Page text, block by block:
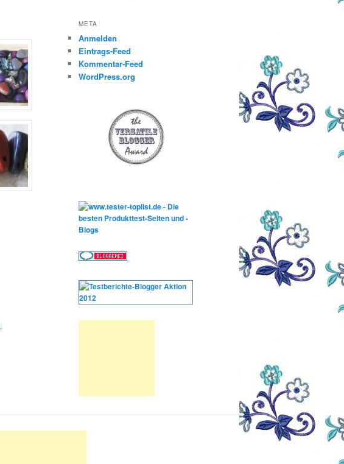
,
META
Anmelden
Eintrags-Feed
Kommentar-Feed
WordPress.org